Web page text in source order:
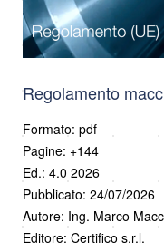
Regolamento
Formato: pdf
Pagine: +144
Ed.: 4.0 2026
Pubblicato: 24/07/2026
Autore: Ing. Marco
Editore: Certifico s.r.l.